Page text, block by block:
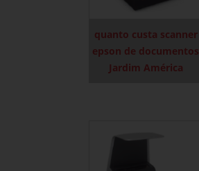
quanto custa scanner
epson de documentos
Jardim América